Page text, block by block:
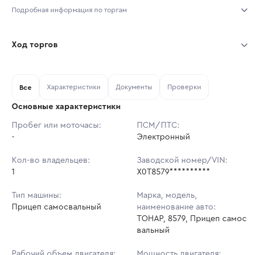
Подробная информация по торгам
Тип аукциона: Открытые торги
Шаг торгов: 21 068 ₽
Кол-во ставок:
Ход торгов
Ставок не найдено
в аукционах
Все Характеристики Документы Проверки
Основные характеристики
Пробег или моточасы:
-
ПСМ/ПТС:
Электронный
Кол-во владельцев:
1
Заводской номер/VIN:
X0T8579**********
Тип машины:
Прицеп самосвальный
Марка, модель,
наименование авто:
ТОНАР, 8579, Прицеп самос
вальный